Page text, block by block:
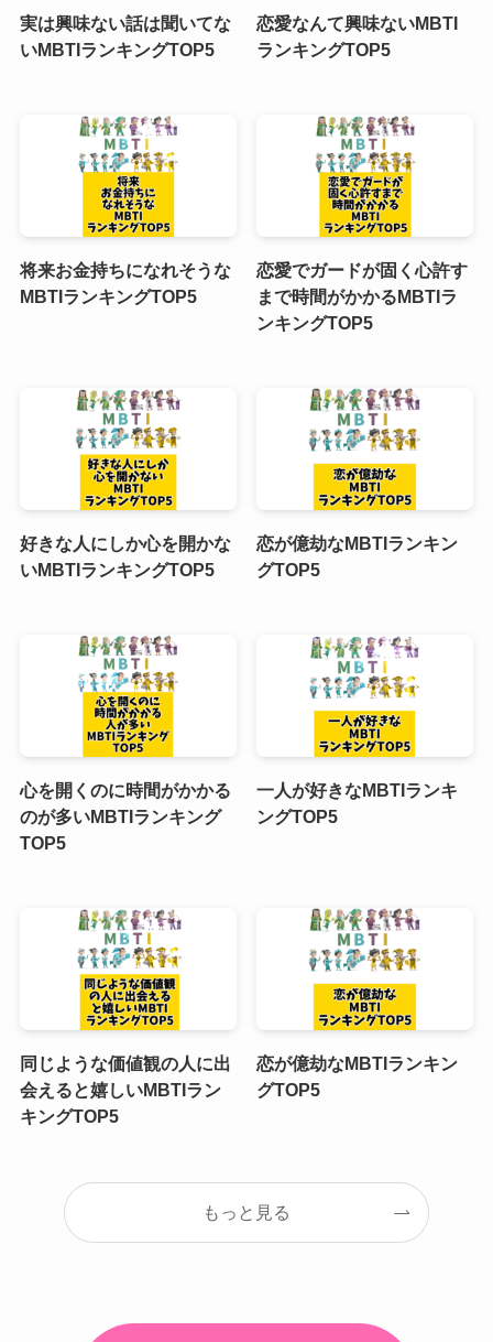
実は興味ない話は聞いてな
いMBTIランキングTOP5
恋愛なんて興味ないMBTI
ランキングTOP5
将来お金持ちになれそうな
MBTIランキングTOP5
恋愛でガードが固く心許す
まで時間がかかるMBTIラ
ンキングTOP5
好きな人にしか心を開かな
いMBTIランキングTOP5
恋が億劫なMBTIランキン
グTOP5
心を開くのに時間がかかる
のが多いMBTIランキング
TOP5
一人が好きなMBTIランキ
ングTOP5
同じような価値観の人に出
会えると嬉しいMBTIラン
キングTOP5
恋が億劫なMBTIランキン
グTOP5
もっと見る